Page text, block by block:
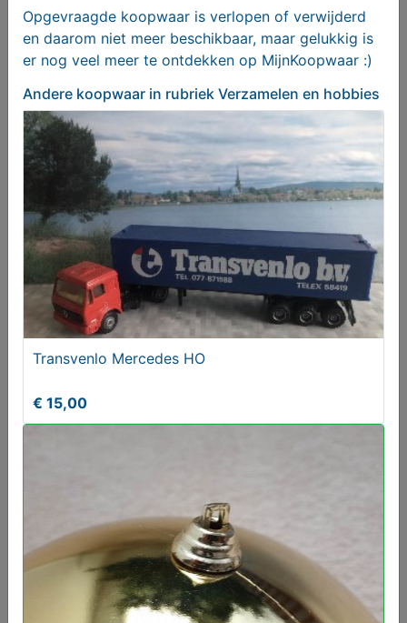
Red Bull RB19. Max Verstappen
€ 22,95
€ 2,00
Opgevraagde koopwaar is verlopen of verwijderd
en daarom niet meer beschikbaar, maar gelukkig is
er nog veel meer te ontdekken op MijnKoopwaar :)
Andere koopwaar in rubriek Verzamelen en hobbies
Transvenlo Mercedes HO
€ 15,00